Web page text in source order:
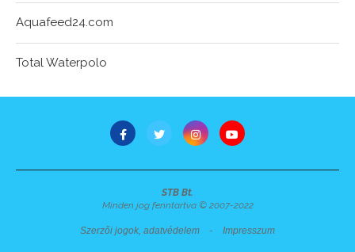
Aquafeed24.com
Total Waterpolo
STB Bt.
Minden jog fenntartva © 2007-2022
Szerzői jogok, adatvédelem - Impresszum